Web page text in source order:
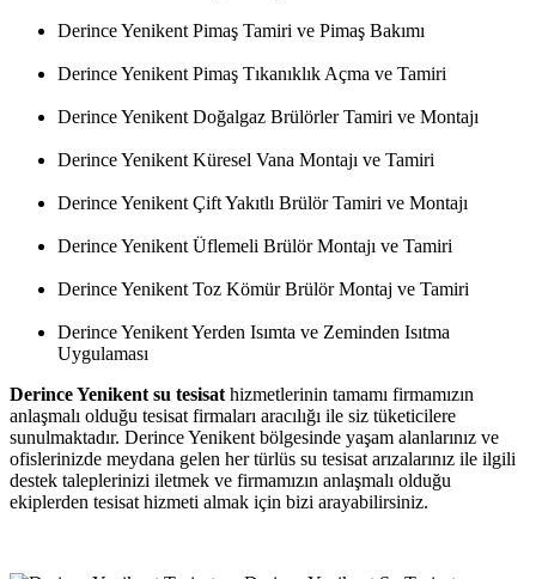
Derince Yenikent Pimaş Tamiri ve Pimaş Bakımı
Derince Yenikent Pimaş Tıkanıklık Açma ve Tamiri
Derince Yenikent Doğalgaz Brülörler Tamiri ve Montajı
Derince Yenikent Küresel Vana Montajı ve Tamiri
Derince Yenikent Çift Yakıtlı Brülör Tamiri ve Montajı
Derince Yenikent Üflemeli Brülör Montajı ve Tamiri
Derince Yenikent Toz Kömür Brülör Montaj ve Tamiri
Derince Yenikent Yerden Isımta ve Zeminden Isıtma
Uygulaması
Derince Yenikent su tesisat hizmetlerinin tamamı firmamızın
anlaşmalı olduğu tesisat firmaları aracılığı ile siz tüketicilere
sunulmaktadır. Derince Yenikent bölgesinde yaşam alanlarınız ve
ofislerinizde meydana gelen her türlüs su tesisat arızalarınız ile ilgili
destek taleplerinizi iletmek ve firmamızın anlaşmalı olduğu
ekiplerden tesisat hizmeti almak için bizi arayabilirsiniz.